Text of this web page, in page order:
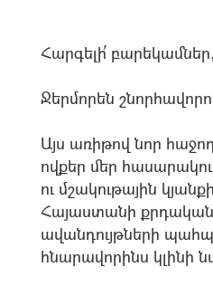
Հարգելի՛ բարեկամներ,
Ջերմորեն
Այս առիթով նոր
ովքեր մեր
ու մշակութային
Հայաստանի քրդական
ավանդույթների
հնարավորինս կլինի